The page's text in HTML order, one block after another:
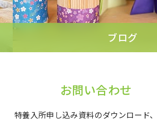
ブログ
お問い合わせ
特養入所申し込み資料のダウンロード